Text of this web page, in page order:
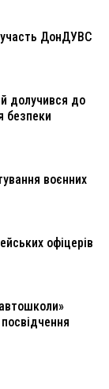
участь ДонДУВС
долучився до
безпеки
воєнних
офіцерів